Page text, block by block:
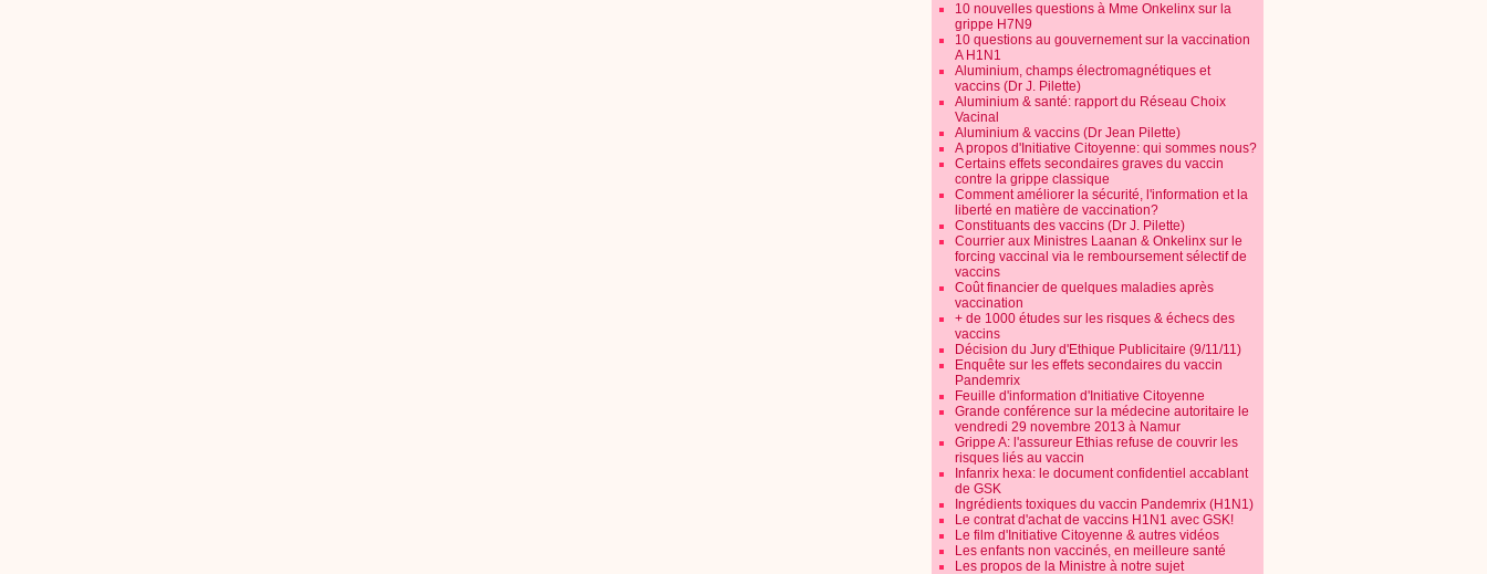
10 nouvelles questions à Mme Onkelinx sur la
grippe H7N9
10 questions au gouvernement sur la vaccination
A H1N1
Aluminium, champs électromagnétiques et
vaccins (Dr J. Pilette)
Aluminium & santé: rapport du Réseau Choix
Vacinal
Aluminium & vaccins (Dr Jean Pilette)
A propos d'Initiative Citoyenne: qui sommes nous?
Certains effets secondaires graves du vaccin
contre la grippe classique
Comment améliorer la sécurité, l'information et la
liberté en matière de vaccination?
Constituants des vaccins (Dr J. Pilette)
Courrier aux Ministres Laanan & Onkelinx sur le
forcing vaccinal via le remboursement sélectif de
vaccins
Coût financier de quelques maladies après
vaccination
+ de 1000 études sur les risques & échecs des
vaccins
Décision du Jury d'Ethique Publicitaire (9/11/11)
Enquête sur les effets secondaires du vaccin
Pandemrix
Feuille d'information d'Initiative Citoyenne
Grande conférence sur la médecine autoritaire le
vendredi 29 novembre 2013 à Namur
Grippe A: l'assureur Ethias refuse de couvrir les
risques liés au vaccin
Infanrix hexa: le document confidentiel accablant
de GSK
Ingrédients toxiques du vaccin Pandemrix (H1N1)
Le contrat d'achat de vaccins H1N1 avec GSK!
Le film d'Initiative Citoyenne & autres vidéos
Les enfants non vaccinés, en meilleure santé
Les propos de la Ministre à notre sujet